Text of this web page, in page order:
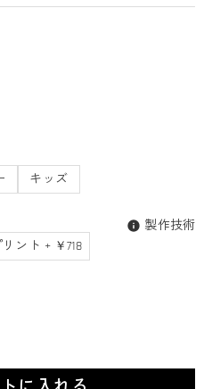
キッズ
リント + ￥718
製作技術